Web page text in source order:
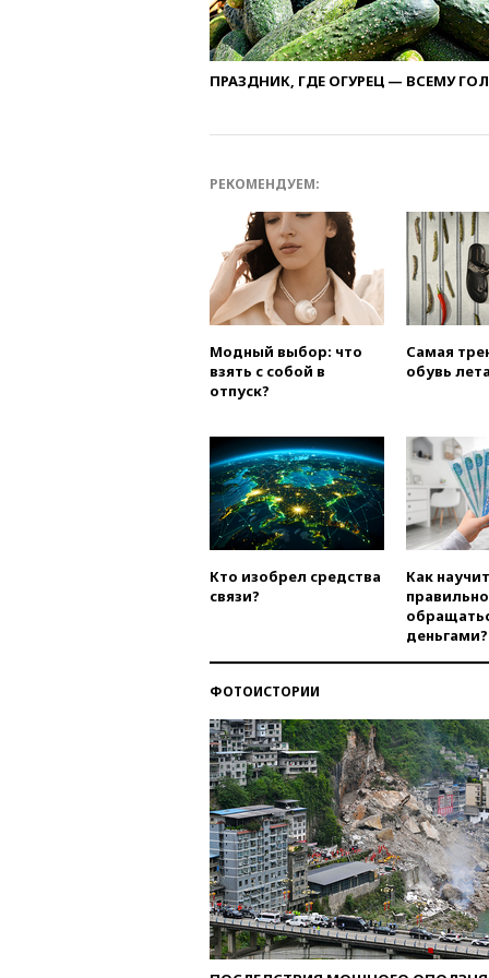
ПРАЗДНИК, ГДЕ ОГУРЕЦ — ВСЕМУ
РЕКОМЕНДУЕМ:
Модный выбор: что
взять с собой в
отпуск?
Самая
обувь
Кто изобрел средства
связи?
Как
правильно
деньгами?
ФОТОИСТОРИИ